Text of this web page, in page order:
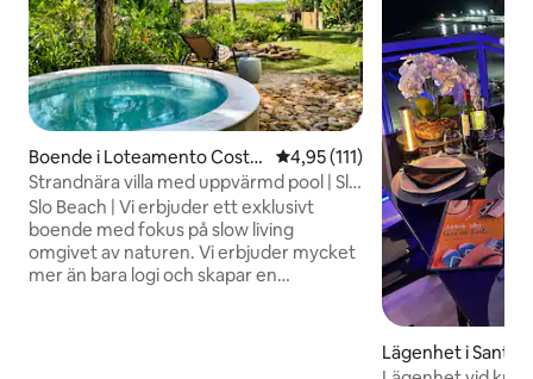
Boende i Loteamento Costa
do Sol
4,95 av 5 i genomsnittligt
4,95 (111)
Strandnära villa med uppvärmd pool | Slo
Beach
Slo Beach | Vi erbjuder ett exklusivt
boende med fokus på slow living
omgivet av naturen. Vi erbjuder mycket
mer än bara logi och skapar en
Lägenhet i Santos